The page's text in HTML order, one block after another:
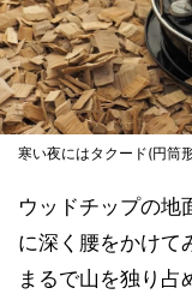
寒い夜にはタクード(円筒
ウッドチップの地
に深く腰をかけて
まるで山を独り占